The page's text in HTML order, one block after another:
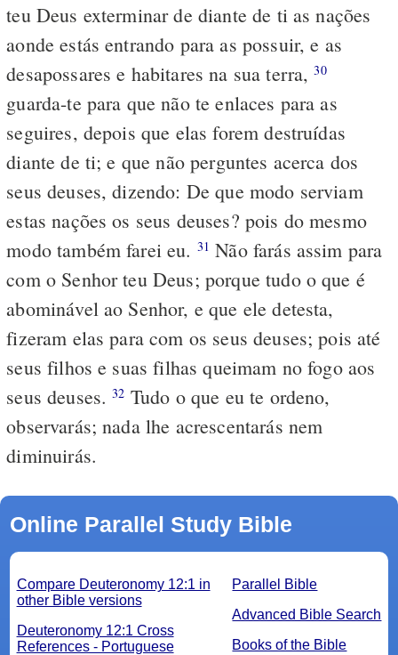
teu Deus exterminar de diante de ti as nações
aonde estás entrando para as possuir, e as
desapossares e habitares na sua terra,30
guarda-te para que não te enlaces para as
seguires, depois que elas forem destruídas
diante de ti; e que não perguntes acerca dos
seus deuses, dizendo: De que modo serviam
estas nações os seus deuses? pois do mesmo
modo também farei eu. 31 Não farás assim para
com o Senhor teu Deus; porque tudo o que é
abominável ao Senhor, e que ele detesta,
fizeram elas para com os seus deuses; pois até
seus filhos e suas filhas queimam no fogo aos
seus deuses.32 Tudo o que eu te ordeno,
observarás; nada lhe acrescentarás nem
diminuirás.
Online Parallel Study Bible
Parallel Bible
Advanced Bible Search
Books of the Bible
Compare Deuteronomy 12:1 in
other Bible versions
Deuteronomy 12:1 Cross
References - Portuguese